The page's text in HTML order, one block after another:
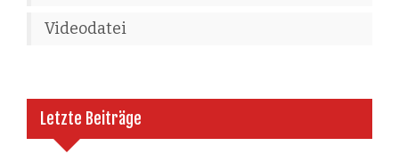
Videodatei
Letzte Beiträge